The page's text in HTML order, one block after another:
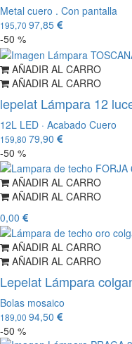
Metal cuero . Con pantalla
195,70 97,85
-50 %
AÑADIR AL CARRO
AÑADIR AL CARRO
lepelat Lámpara 12
12L LED · Acabado Cuero
159,80 79,90
-50 %
AÑADIR AL CARRO
AÑADIR AL CARRO
0,00
AÑADIR AL CARRO
AÑADIR AL CARRO
Lepelat Lámpara
Bolas mosaico
189,00 94,50
-50 %